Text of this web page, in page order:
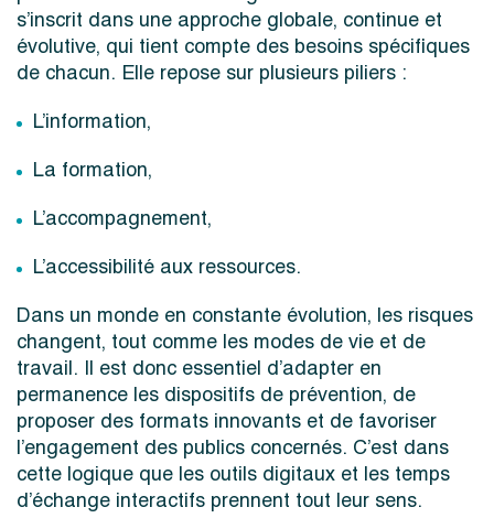
s’inscrit dans une approche globale, continue et
évolutive, qui tient compte des besoins spécifiques
de chacun. Elle repose sur plusieurs piliers :
L’information,
La formation,
L’accompagnement,
L’accessibilité aux ressources.
Dans un monde en constante évolution, les risques
changent, tout comme les modes de vie et de
travail. Il est donc essentiel d’adapter en
permanence les dispositifs de prévention, de
proposer des formats innovants et de favoriser
l’engagement des publics concernés. C’est dans
cette logique que les outils digitaux et les temps
d’échange interactifs prennent tout leur sens.